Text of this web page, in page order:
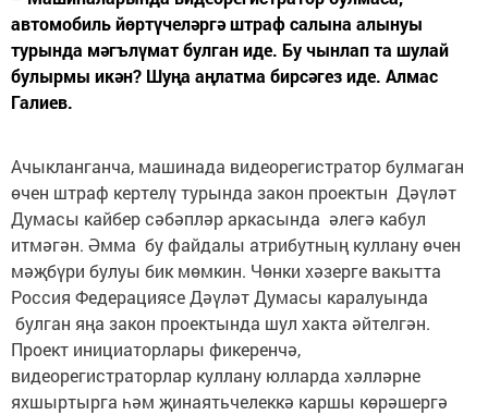
автомобиль йөртүчеләргә штраф салына алынуы
турында мәгълүмат булган иде. Бу чынлап та шулай
булырмы икән? Шуңа аңлатма бирсәгез иде. Алмас
Галиев.
Ачыкланганча, машинада видеорегистратор булмаган
өчен штраф кертелү турында закон проектын Дәүләт
Думасы кайбер сәбәпләр аркасында әлегә кабул
итмәгән. Әмма бу файдалы атрибутның куллану өчен
мәҗбүри булуы бик мөмкин. Чөнки хәзерге вакытта
Россия Федерациясе Дәүләт Думасы каралуында
булган яңа закон проектында шул хакта әйтелгән.
Проект инициаторлары фикеренчә,
видеорегистраторлар куллану юлларда хәлләрне
яхшыртырга һәм җинаятьчелеккә каршы көрәшергә